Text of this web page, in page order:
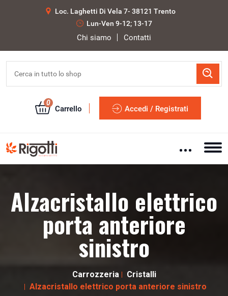
Loc. Laghetti Di Vela 7- 38121 Trento
Lun-Ven 9-12; 13-17
Chi siamo Contatti
0
Carrello Accedi / Registrati
Alzacristallo elettrico
porta anteriore
sinistro
Carrozzeria
Cristalli
Alzacristallo elettrico porta anteriore sinistro